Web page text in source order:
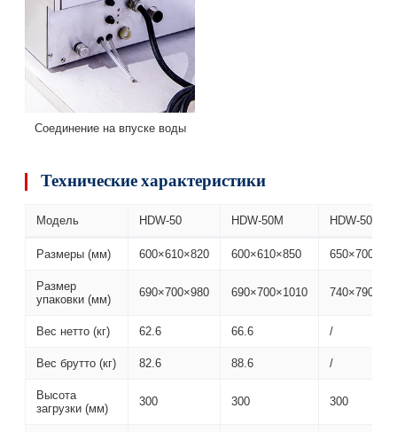
Соединение на впуске воды
Технические характеристики
Модель HDW-50 HDW-50M HDW-50D
Размеры (мм) 600×610×820 600×610×850
Размер
упаковки (мм)
690×700×980 690×700×1010
Вес нетто (кг) 62.6 66.6 /
Вес брутто (кг) 82.6 88.6 /
Высота
загрузки (мм)
300 300 300